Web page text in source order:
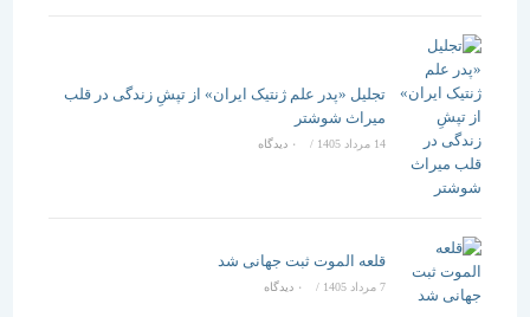
تجلیل «پدر علم ژنتیک ایران» از تپشِ زندگی در قلب
میراث شوشتر
14 مرداد 1405 / ۰ دیدگاه
قلعه الموت ثبت جهانی شد
/ ۰ دیدگاه